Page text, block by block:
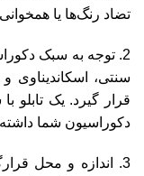
تضاد رنگ‌ها یا
2. توجه به سبک
سنتی، اسکاندیناوی
قرار گیرد. یک تابلو
دکوراسیون شما
3. اندازه و محل